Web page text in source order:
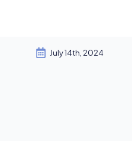
July 14th, 2024